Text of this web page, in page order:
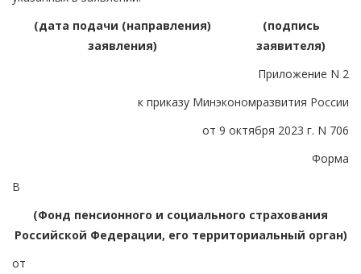
(дата подачи (направления)
заявления)
(подпись
заявителя)
Приложение N 2
к приказу Минэкономразвития России
от 9 октября 2023 г. N 706
Форма
В
(Фонд пенсионного и социального страхования
Российской Федерации, его территориальный орган)
от